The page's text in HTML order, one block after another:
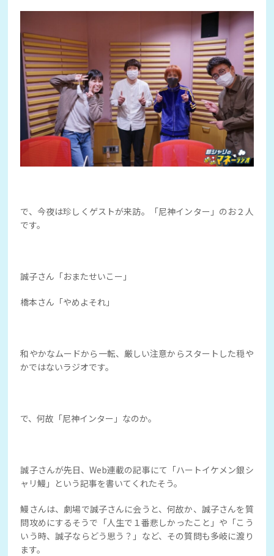
で、今夜は珍しくゲストが来訪。「尼神インター」のお２人
です。
誠子さん「おまたせいこー」
橋本さん「やめよそれ」
和やかなムードから一転、厳しい注意からスタートした穏や
かではないラジオです。
で、何故「尼神インター」なのか。
誠子さんが先日、Web連載の記事にて「ハートイケメン銀シ
ャリ鰻」という記事を書いてくれたそう。
鰻さんは、劇場で誠子さんに会うと、何故か、誠子さんを質
問攻めにするそうで「人生で１番悲しかったこと」や「こう
いう時、誠子ならどう思う？」など、その質問も多岐に渡り
ます。